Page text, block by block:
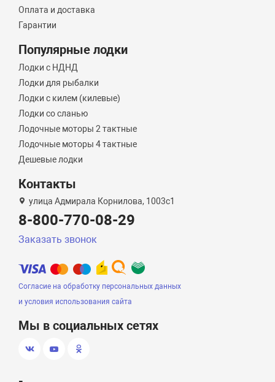
Оплата и доставка
Гарантии
Популярные лодки
Лодки с НДНД
Лодки для рыбалки
Лодки с килем (килевые)
Лодки со сланью
Лодочные моторы 2 тактные
Лодочные моторы 4 тактные
Дешевые лодки
Контакты
улица Адмирала Корнилова, 1003с1
8-800-770-08-29
Заказать звонок
Согласие на обработку персональных данных
и условия использования сайта
Мы в социальных сетях